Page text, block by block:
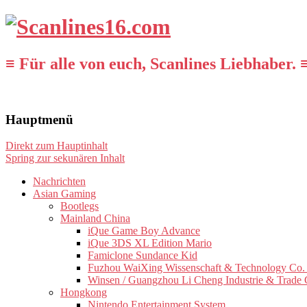
≡ Für alle von euch, Scanlines Liebhaber.
Hauptmenü
Direkt zum Hauptinhalt
Spring zur sekunären Inhalt
Nachrichten
Asian Gaming
Bootlegs
Mainland China
iQue Game Boy Advance
iQue 3DS XL Edition Mario
Famiclone Sundance Kid
Fuzhou WaiXing Wissenschaft & Technology
Winsen / Guangzhou Li Cheng Industrie & Trade
Hongkong